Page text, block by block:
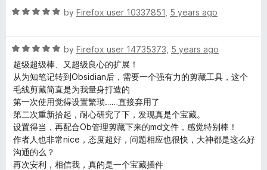
e
o
u
o
f
5
R
e
d
5
o
u
t
o
f
5
by Firefox user 10337851 5 years ago
R
a
e
d
5
o
u
t
o
by Firefox user 14735373 5 years ago
超级超级棒、又超级良心的扩展！
从为知笔记转到Obsidian后，需要一个强有力的剪藏工具，这个
毛线剪藏简直是为我量身打造的
第一次使用觉得设置繁琐……直接弃用了
第二次重新拾起，耐心研究了下，发现真是个宝藏。
设置得当，再配合Ob管理剪藏下来的md文件，感觉特别棒！
作者人也非常nice，态度超好，问题相应也很快，大神都是这么好
沟通的么？
再次安利，相信我，真的是一个宝藏插件